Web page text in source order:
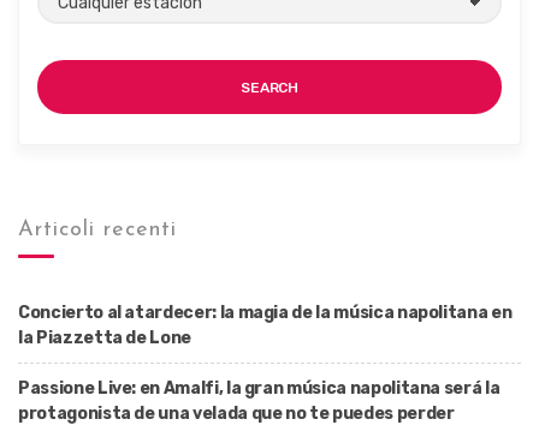
SEARCH
Articoli recenti
Concierto al atardecer: la magia de la música napolitana en
la Piazzetta de Lone
Passione Live: en Amalfi, la gran música napolitana será la
protagonista de una velada que no te puedes perder